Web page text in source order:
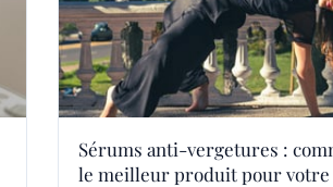
Sérums anti-vergetures :
le meilleur produit pour votre